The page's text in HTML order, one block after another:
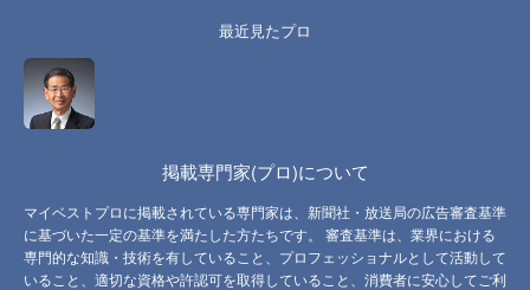
最近見たプロ
掲載専門家(プロ)について
マイベストプロに掲載されている専門家は、新聞社・放送局の広告審査基準
に基づいた一定の基準を満たした方たちです。 審査基準は、業界における
専門的な知識・技術を有していること、プロフェッショナルとして活動して
いること、適切な資格や許認可を取得していること、消費者に安心してご利